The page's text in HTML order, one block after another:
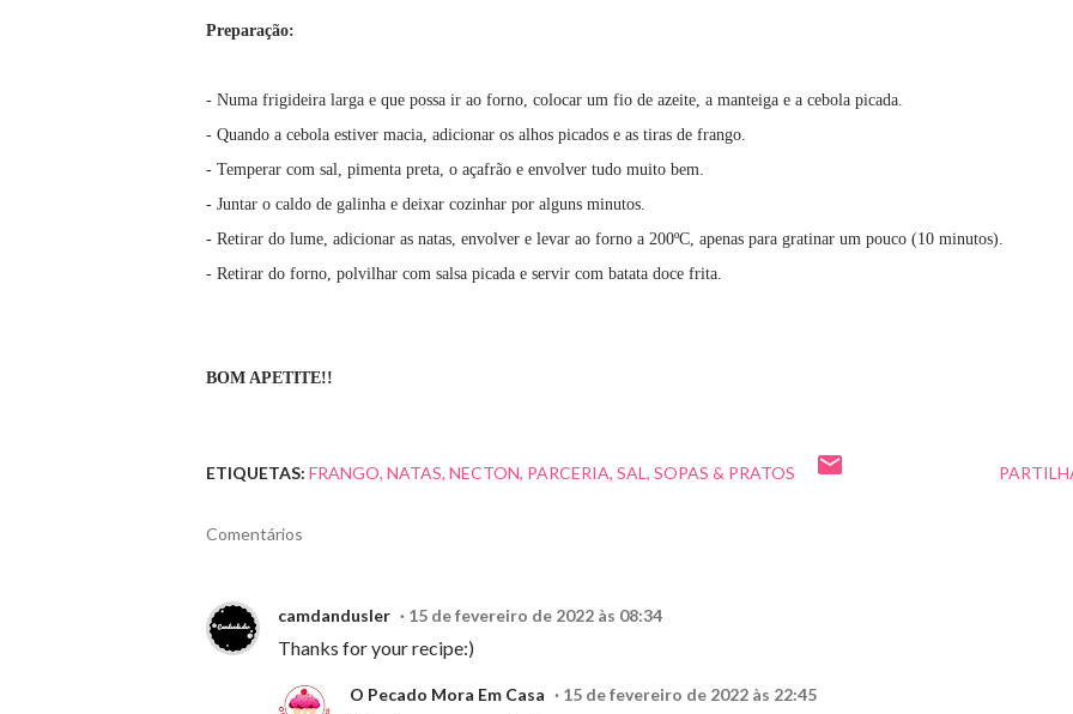
Preparação:
- Numa frigideira larga e que possa ir ao forno, colocar um fio de azeite, a manteiga e a cebola picada.
- Quando a cebola estiver macia, adicionar os alhos picados e as tiras de frango.
- Temperar com sal, pimenta preta, o açafrão e envolver tudo muito bem.
- Juntar o caldo de galinha e deixar cozinhar por alguns minutos.
- Retirar do lume, adicionar as natas, envolver e levar ao forno a 200ºC, apenas para gratinar um pouco (10 minutos).
- Retirar do forno, polvilhar com salsa picada e servir com batata doce frita.
BOM APETITE!!
ETIQUETAS: FRANGO NATAS NECTON PARCERIA SAL SOPAS & PRATOS
Comentários
camdandusler 15 de fevereiro de 2022 às 08:34
Thanks for your recipe:)
O Pecado Mora Em Casa 15 de fevereiro de 2022 às 22:45